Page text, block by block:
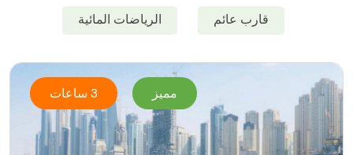
قارب عائم الرياضات المائية
مميز 3 ساعات